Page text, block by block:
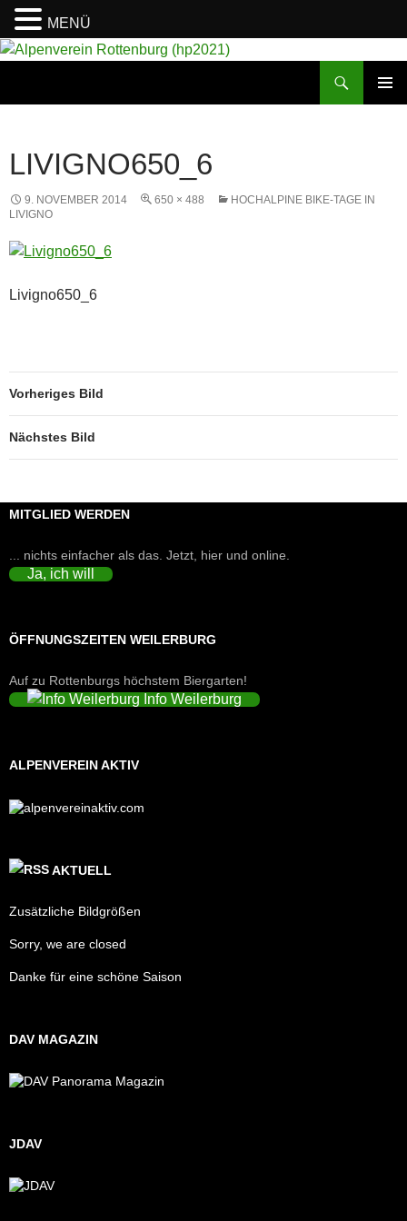
LIVIGNO650_6
9. NOVEMBER 2014 650 × 488
HOCHALPINE BIKE-TAGE IN
LIVIGNO
Livigno650_6
Vorheriges Bild
Nächstes Bild
MITGLIED WERDEN
... nichts einfacher als das. Jetzt, hier und online.
Ja, ich will
ÖFFNUNGSZEITEN WEILERBURG
Auf zu Rottenburgs höchstem Biergarten!
Info Weilerburg
ALPENVEREIN AKTIV
AKTUELL
Zusätzliche Bildgrößen
Sorry, we are closed
Danke für eine schöne Saison
DAV MAGAZIN
JDAV
MENÜ